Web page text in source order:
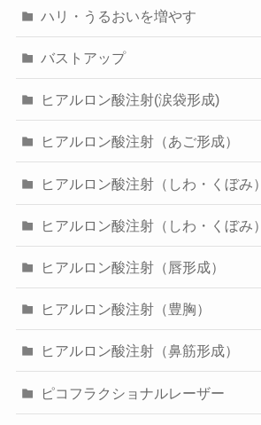
ハリ・うるおいを増やす
バストアップ
ヒアルロン酸注射(涙袋形成)
ヒアルロン酸注射（あご形成）
ヒアルロン酸注射（しわ・くぼみ）
ヒアルロン酸注射（しわ・くぼみ）
ヒアルロン酸注射（唇形成）
ヒアルロン酸注射（豊胸）
ヒアルロン酸注射（鼻筋形成）
ピコフラクショナルレーザー